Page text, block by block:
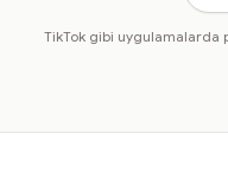
TikTok gibi uygulamalarda